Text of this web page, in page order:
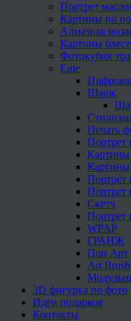
Портрет
Картины по
Алмазная
Картины
Фотокубик
Еще
Шарж
Печать
Портрет
Картины
Картины
Портрет
Портрет
Скетч
Портрет
WPAP
ГРАНЖ
Поп Арт
Art Brush
3D фигурка по фото
Идеи подарков
Контакты